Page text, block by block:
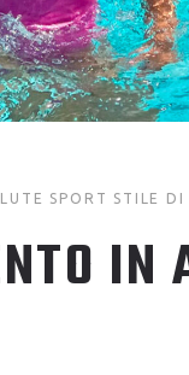
SPORT STILE DI
IN